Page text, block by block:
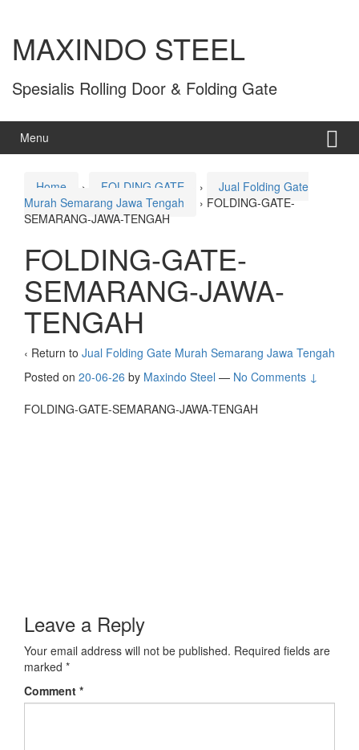
MAXINDO STEEL
Spesialis Rolling Door & Folding Gate
Menu
Home › FOLDING GATE ›
Jual Folding Gate
Murah Semarang Jawa Tengah
› FOLDING-GATE-
SEMARANG-JAWA-TENGAH
FOLDING-GATE-
SEMARANG-JAWA-
TENGAH
‹ Return to Jual Folding Gate Murah Semarang Jawa Tengah
Posted on 20-06-26 by Maxindo Steel — No Comments ↓
FOLDING-GATE-SEMARANG-JAWA-TENGAH
Leave a Reply
Your email address will not be published. Required fields are
marked *
Comment *